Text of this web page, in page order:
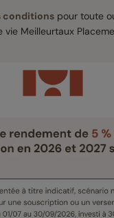
conditions pour toute
Meilleurtaux